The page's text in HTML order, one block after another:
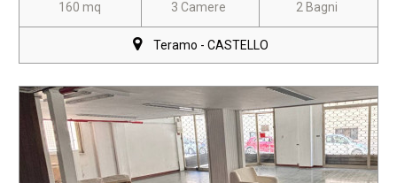
160 mq 3 Camere 2 Bagni
Teramo - CASTELLO